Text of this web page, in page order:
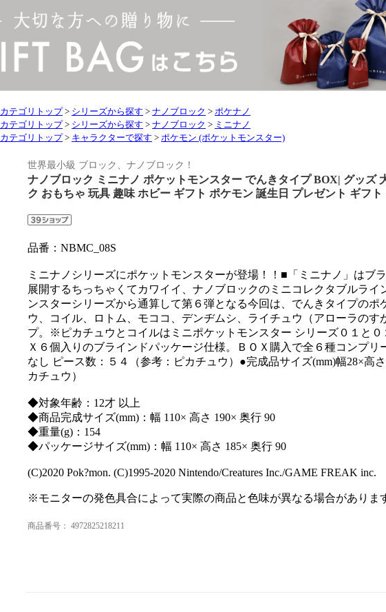
カテゴリトップ > シリーズから探す > ナノブロック > ポケナノ
カテゴリトップ > シリーズから探す > ナノブロック > ミニナノ
カテゴリトップ > キャラクターで探す > ポケモン (ポケットモンスター)
世界最小級 ブロック、ナノブロック！
ナノブロック ミニナノ ポケットモンスター でんきタイプ BOX| グッズ
ク おもちゃ 玩具 趣味 ホビー ギフト ポケモン 誕生日 プレゼント ギフト
品番：NBMC_08S
ミニナノシリーズにポケットモンスターが登場！！■「ミニナノ」はブ
展開するちっちゃくてカワイイ、ナノブロックのミニコレクタブルライ
ンスターシリーズから通算して第６弾となる今回は、でんきタイプのポ
ウ、コイル、ロトム、モココ、デンヂムシ、ライチュウ（アローラのす
プ。※ピカチュウとコイルはミニポケットモンスター シリーズ０１と０
Ｘ６個入りのブラインドパッケージ仕様。ＢＯＸ購入で全６種コンプリ
なし ピース数：５４（参考：ピカチュウ）●完成品サイズ(mm)幅28×高
カチュウ）
◆対象年齢：12才 以上
◆商品完成サイズ(mm)：幅 110× 高さ 190× 奥行 90
◆重量(g)：154
◆パッケージサイズ(mm)：幅 110× 高さ 185× 奥行 90
(C)2020 Pok?mon. (C)1995-2020 Nintendo/Creatures Inc./GAME FREAK inc.
※モニターの発色具合によって実際の商品と色味が異なる場合がありま
商品番号： 4972825218211